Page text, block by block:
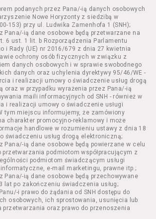
Serwisu;
organizowany przez Usługodawcę
Horyzonty we Wrocławiu (ul.
Wielkiego 19a-21) pokaz filmu nie
części Wydarzenia;
– organizowany przez
w Kinie Nowe Horyzonty we
(ul. Kazimierza Wielkiego 19a-21)
przegląd filmowy, pokaz
performance, opera, koncert lub
impreza;
organizowane przez
będące przedsięwzięciem o
edukacyjnym;
dokumenty potwierdzające zawarcie
Usługodawcą i uprawniające do
w Seansie lub w części
Wydarzenia;
zestaw określonej liczby Biletów na
części danego Wydarzenia lub
Wydarzenie, przewidziany dla danego
przez Usługodawcę;
podanych przez Pana/-ią danych osobowych
Nowe Horyzonty z siedzibą w
153) przy ul. Ludwika Zamenhofa 1 (SNH);
Pana/-ią dane osobowe będą przetwarzane na
6 ust. 1 lit. b Rozporządzenia Parlamentu
i Rady (UE) nr 2016/679 z dnia 27 kwietnia
ochrony osób fizycznych w związku z
danych osobowych i w sprawie swobodnego
danych oraz uchylenia dyrektywy 95/46/WE -
i realizacji umowy o świadczenie usług drogą
oraz w przypadku wyrażenia przez Pana/-ią
maili informacyjnych od SNH - również w
i realizacji umowy o świadczenie usługi
tym miejscu informujemy, że zamówiony
charakter promocyjno-reklamowy i może
handlowe w rozumieniu ustawy z dnia 18
o świadczeniu usług drogą elektroniczną;
Pana/-ią dane osobowe będą powierzane w celu
podmiotom współpracującym z
podmiotom świadczącym usługi
e-mail marketingu, prawne itp.;
Pana/-ią dane osobowe będą przechowywane
lat po zakończeniu świadczenia usług;
i prawo do żądania od SNH dostępu do
osobowych, ich sprostowania, usunięcia lub
przetwarzania oraz prawo do przenoszenia